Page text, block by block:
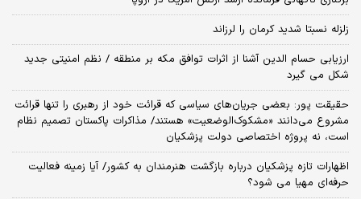
زلزله نسبتا شدید کرمان را لرزاند
ارزیابی حسام الدین آشنا از اثرات توافق مکه بر منطقه / نظم امنیتی جدید
شکل می گیرد
حقیقت پور: بعضی جریان‌های سیاسی که قرائت خود از رهبری را تنها قرائت
مشروع می‌دانند «مشکوک‌الوضعیت» هستند/ مذاکرات پاکستان تصمیم نظام
است، نه پروژه اختصاصی دولت پزشکیان
اظهارات تازه پزشکیان درباره بازگشت هنرمندان به کشور/ آیا زمینه فعالیت
حرفه‌ای مهیا می شود؟